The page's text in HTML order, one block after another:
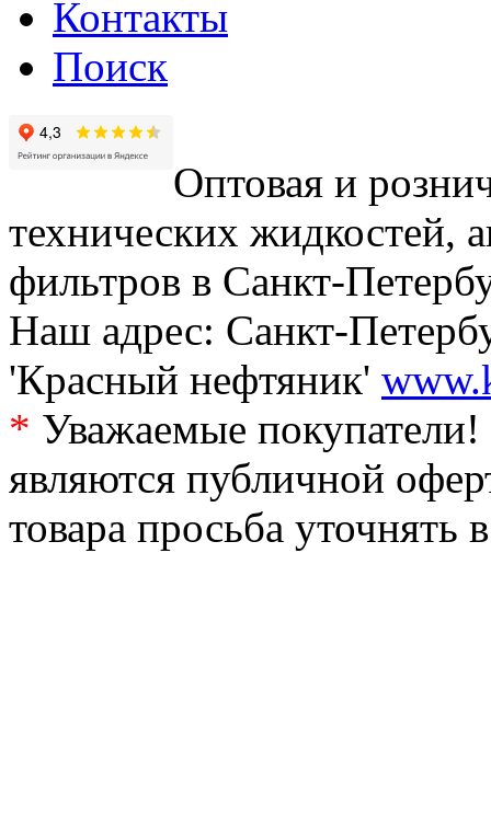
Контакты
Поиск
Оптовая и
технических жидкостей,
фильтров в Санкт-
Наш адрес: Санкт-
'Красный нефтяник'
* Уважаемые
являются публичной
товара просьба уточнять